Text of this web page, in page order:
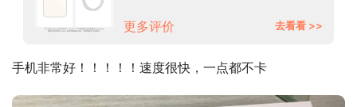
更多评价 去看看 >>
手机非常好！！！！！速度很快，一点都不卡